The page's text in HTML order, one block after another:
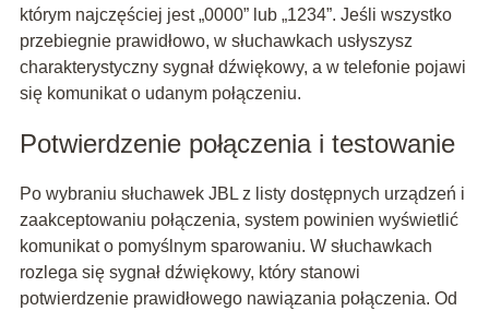
którym najczęściej jest „0000” lub „1234”. Jeśli wszystko
przebiegnie prawidłowo, w słuchawkach usłyszysz
charakterystyczny sygnał dźwiękowy, a w telefonie pojawi
się komunikat o udanym połączeniu.
Potwierdzenie połączenia i testowanie
Po wybraniu słuchawek JBL z listy dostępnych urządzeń i
zaakceptowaniu połączenia, system powinien wyświetlić
komunikat o pomyślnym sparowaniu. W słuchawkach
rozlega się sygnał dźwiękowy, który stanowi
potwierdzenie prawidłowego nawiązania połączenia. Od